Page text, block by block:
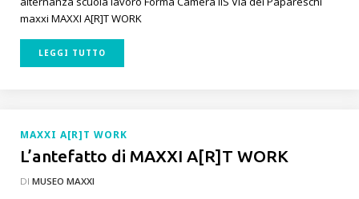
maxxi MAXXI A[R]T WORK
LEGGI TUTTO
MAXXI A[R]T WORK
L’antefatto di MAXXI A[R]T WORK
DI MUSEO MAXXI